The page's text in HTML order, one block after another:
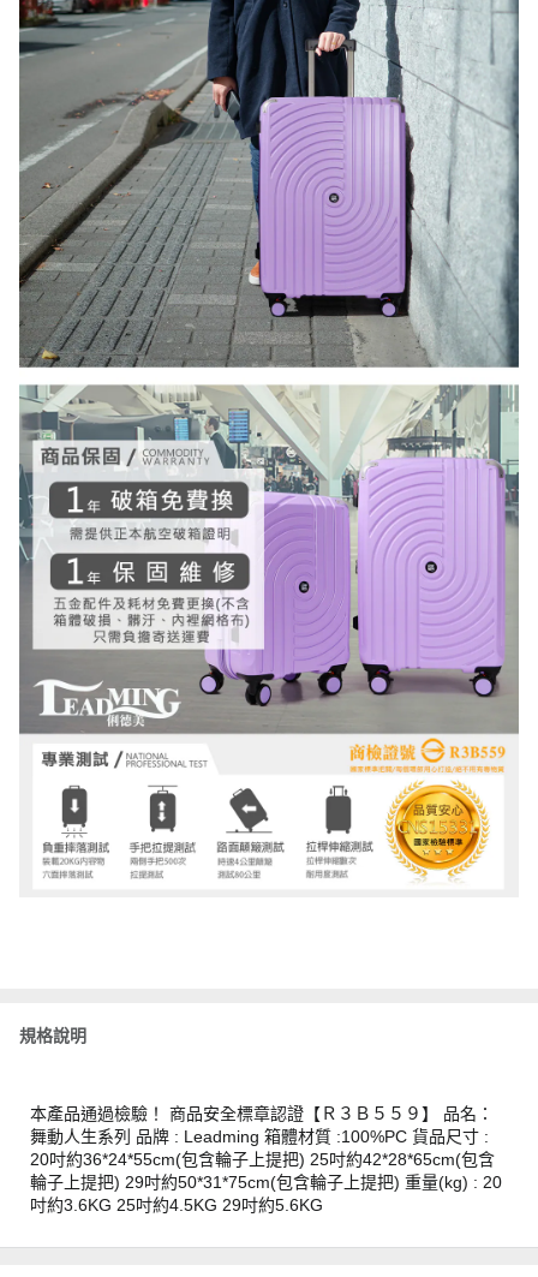
規格說明
本產品通過檢驗！ 商品安全標章認證【Ｒ３Ｂ５５９】 品名：
舞動人生系列 品牌 : Leadming 箱體材質 :100%PC 貨品尺寸 :
20吋約36*24*55cm(包含輪子上提把) 25吋約42*28*65cm(包含
輪子上提把) 29吋約50*31*75cm(包含輪子上提把) 重量(kg) : 20
吋約3.6KG 25吋約4.5KG 29吋約5.6KG